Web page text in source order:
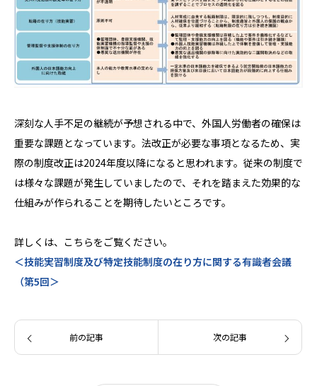
深刻な人手不足の継続が予想される中で、外国人労働者の確保は
重要な課題となっています。法改正が必要な事項となるため、実
際の制度改正は2024年度以降になると思われます。従来の制度で
は様々な課題が発生していましたので、それを踏まえた効果的な
仕組みが作られることを期待したいところです。
詳しくは、こちらをご覧ください。
＜技能実習制度及び特定技能制度の在り方に関する有識者会議
（第5回＞
前の記事 次の記事